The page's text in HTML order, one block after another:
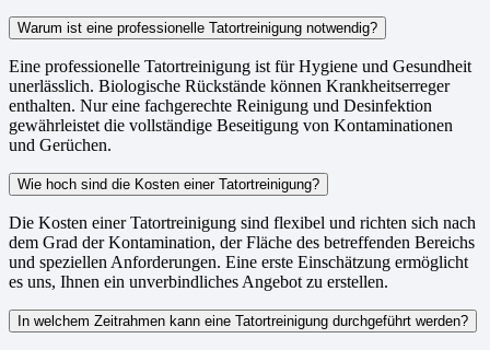
Warum ist eine professionelle Tatortreinigung notwendig?
Eine professionelle Tatortreinigung ist für Hygiene und Gesundheit
unerlässlich. Biologische Rückstände können Krankheitserreger
enthalten. Nur eine fachgerechte Reinigung und Desinfektion
gewährleistet die vollständige Beseitigung von Kontaminationen
und Gerüchen.
Wie hoch sind die Kosten einer Tatortreinigung?
Die Kosten einer Tatortreinigung sind flexibel und richten sich nach
dem Grad der Kontamination, der Fläche des betreffenden Bereichs
und speziellen Anforderungen. Eine erste Einschätzung ermöglicht
es uns, Ihnen ein unverbindliches Angebot zu erstellen.
In welchem Zeitrahmen kann eine Tatortreinigung durchgeführt werden?